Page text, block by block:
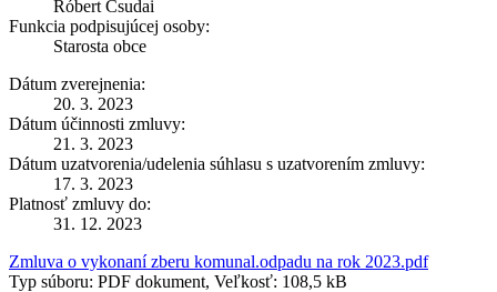
Róbert Csudai
Funkcia podpisujúcej osoby:
Starosta obce
Dátum zverejnenia:
20. 3. 2023
Dátum účinnosti zmluvy:
21. 3. 2023
Dátum uzatvorenia/udelenia súhlasu s uzatvorením zmluvy:
17. 3. 2023
Platnosť zmluvy do:
31. 12. 2023
Zmluva o vykonaní zberu komunal.odpadu na rok 2023.pdf
Typ súboru: PDF dokument, Veľkosť: 108,5 kB